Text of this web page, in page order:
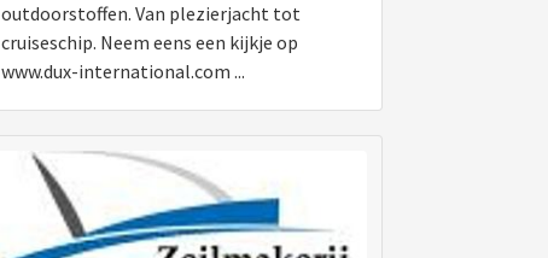
outdoorstoffen. Van plezierjacht tot
cruiseschip. Neem eens een kijkje op
www.dux-international.com ...